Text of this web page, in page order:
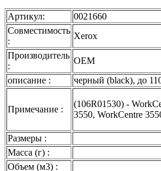
Артикул:
0021660
Совместимость
:
Xerox
Производитель
:
OEM
описание :
черный (black), до
Примечание :
(106R01530) -
3550, WorkCentre
Размеры :
Масса (г) :
Объем (м3) :